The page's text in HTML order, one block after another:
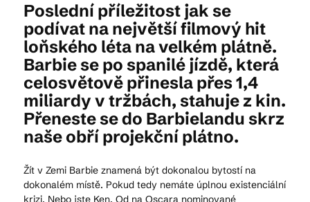
© 2026 Brána Jihlavy
Poslední příležitost jak se
podívat na největší filmový hit
loňského léta na velkém plátně.
Barbie se po spanilé jízdě, která
celosvětově přinesla přes 1,4
miliardy v tržbách, stahuje z kin.
Přeneste se do Barbielandu skrz
naše obří projekční plátno.
Žít v Zemi Barbie znamená být dokonalou bytostí na
dokonalém místě. Pokud tedy nemáte úplnou existenciální
krizi. Nebo jste Ken. Od na Oscara nominované